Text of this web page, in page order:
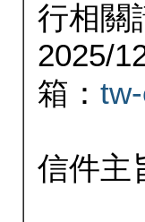
行相關
2025/
箱：
信件主